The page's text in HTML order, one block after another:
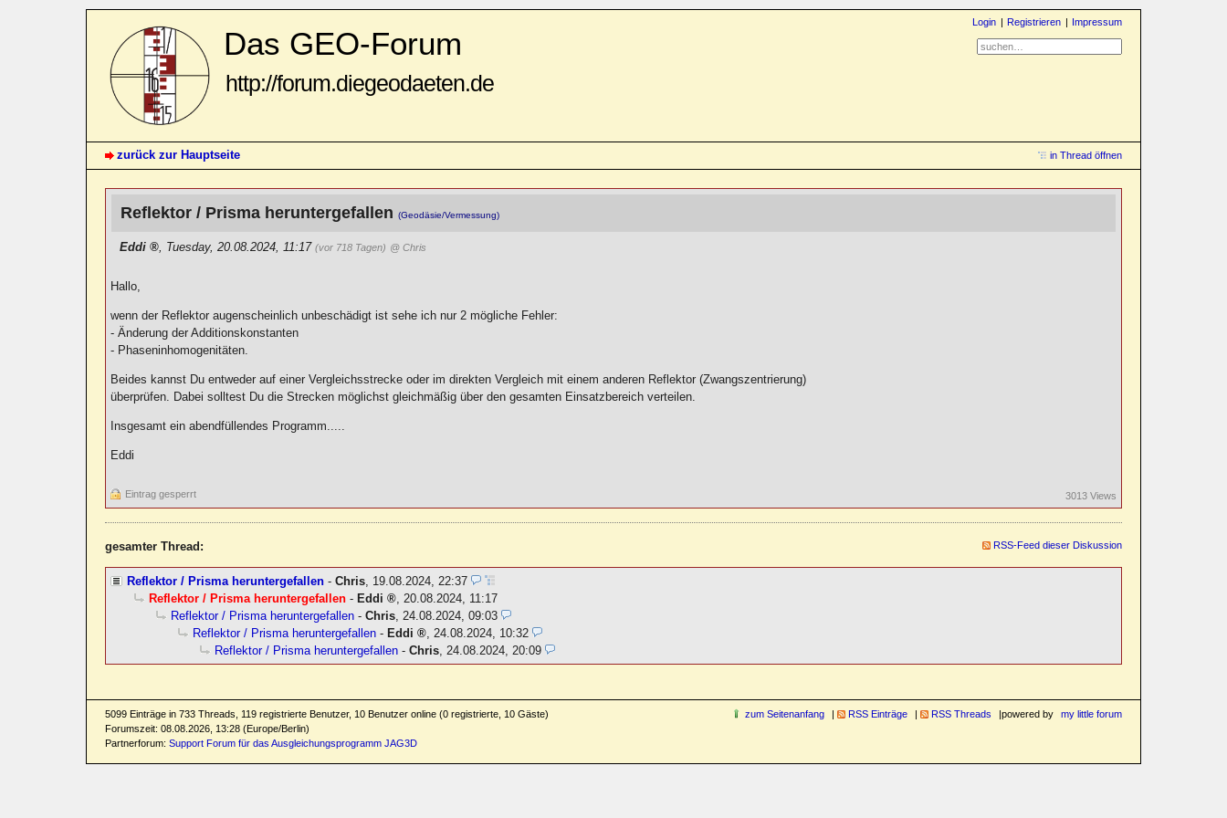
Das GEO-Forum
http://forum.diegeodaeten.de
Login Registrieren Impressum
zurück zur Hauptseite in Thread öffnen
Reflektor / Prisma heruntergefallen(Geodäsie/Vermessung)
Eddi Tuesday, 20.08.2024, 11:17(vor 718 Tagen) @ Chris
Hallo,
wenn der Reflektor augenscheinlich unbeschädigt ist sehe ich nur 2 mögliche Fehler:
- Änderung der Additionskonstanten
- Phaseninhomogenitäten.
Beides kannst Du entweder auf einer Vergleichsstrecke oder im direkten Vergleich mit einem anderen Reflektor (Zwangszentrierung)
überprüfen. Dabei solltest Du die Strecken möglichst gleichmäßig über den gesamten Einsatzbereich verteilen.
Insgesamt ein abendfüllendes Programm.....
Eddi
Eintrag gesperrt 3013 Views
gesamter Thread: RSS-Feed dieser Diskussion
Reflektor / Prisma heruntergefallen -Chris, 19.08.2024, 22:37
Reflektor / Prisma heruntergefallen - Eddi ,20.08.2024, 11:17
Reflektor / Prisma heruntergefallen -Chris,24.08.2024, 09:03
Reflektor / Prisma heruntergefallen - Eddi ,24.08.2024, 10:32
Reflektor / Prisma heruntergefallen -Chris,24.08.2024, 20:09
5099 Einträge in 733 Threads, 119 registrierte Benutzer, 10 Benutzer online (0 registrierte, 10 Gäste)
Forumszeit: 08.08.2026, 13:28 (Europe/Berlin)
Partnerforum:Support Forum für das Ausgleichungsprogramm JAG3D
zum Seitenanfang RSS Einträge RSS Threads powered by my little forum